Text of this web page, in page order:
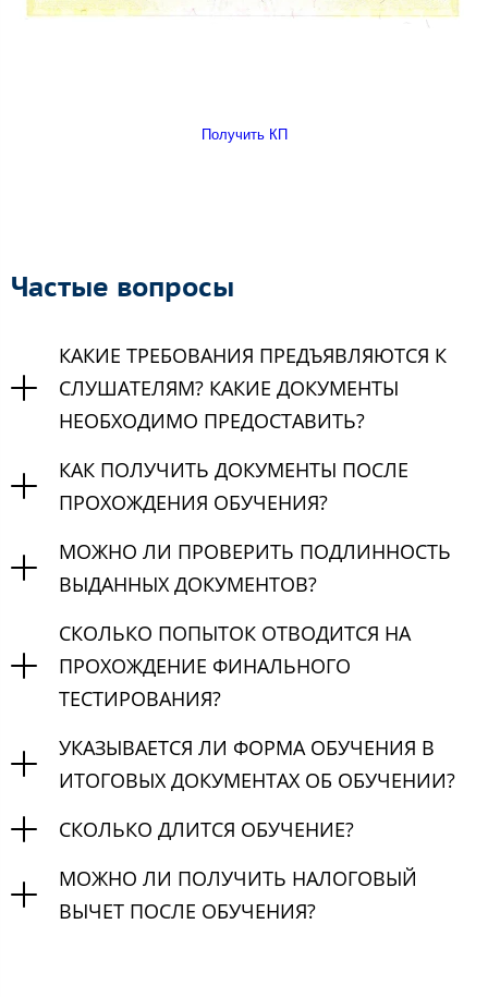
Получить КП
Частые вопросы
КАКИЕ ТРЕБОВАНИЯ ПРЕДЪЯВЛЯЮТСЯ К
СЛУШАТЕЛЯМ? КАКИЕ ДОКУМЕНТЫ
НЕОБХОДИМО ПРЕДОСТАВИТЬ?
КАК ПОЛУЧИТЬ ДОКУМЕНТЫ ПОСЛЕ
ПРОХОЖДЕНИЯ ОБУЧЕНИЯ?
МОЖНО ЛИ ПРОВЕРИТЬ ПОДЛИННОСТЬ
ВЫДАННЫХ ДОКУМЕНТОВ?
СКОЛЬКО ПОПЫТОК ОТВОДИТСЯ НА
ПРОХОЖДЕНИЕ ФИНАЛЬНОГО
ТЕСТИРОВАНИЯ?
УКАЗЫВАЕТСЯ ЛИ ФОРМА ОБУЧЕНИЯ В
ИТОГОВЫХ ДОКУМЕНТАХ ОБ ОБУЧЕНИИ?
СКОЛЬКО ДЛИТСЯ ОБУЧЕНИЕ?
МОЖНО ЛИ ПОЛУЧИТЬ НАЛОГОВЫЙ
ВЫЧЕТ ПОСЛЕ ОБУЧЕНИЯ?